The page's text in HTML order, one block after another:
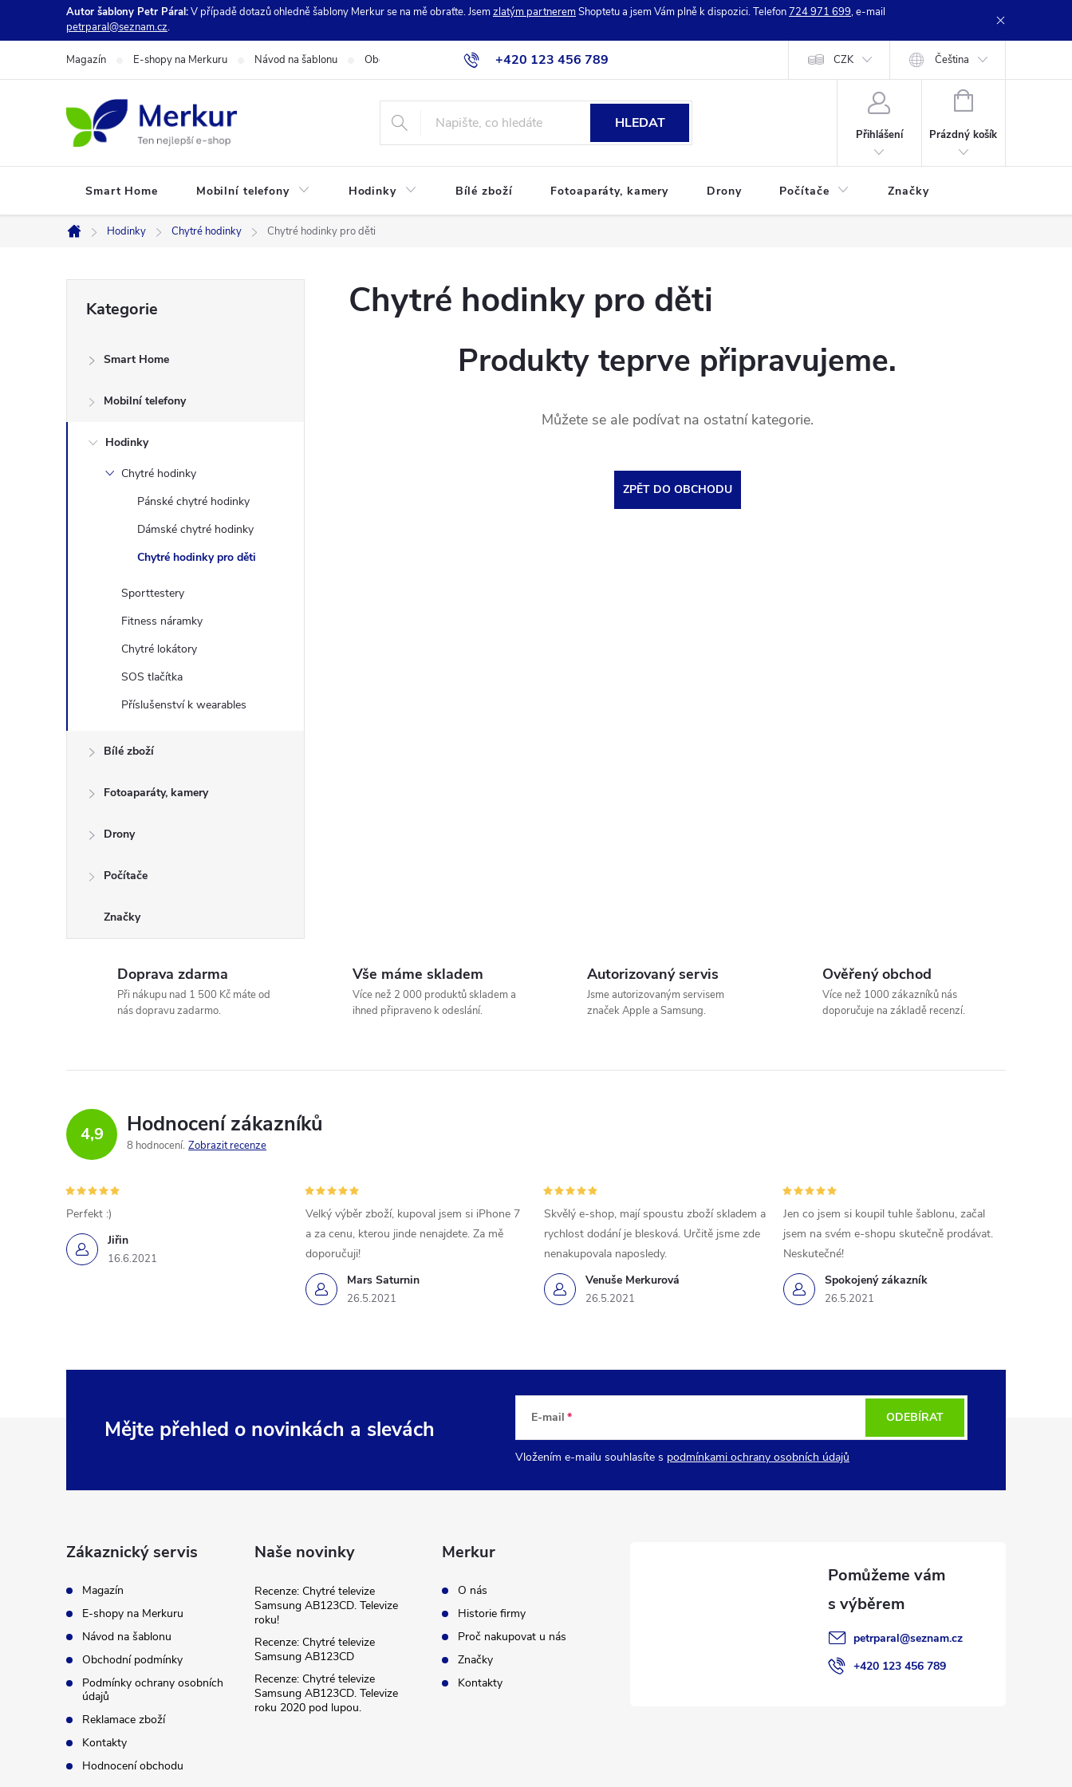
Autor šablony Petr Páral:V případě dotazů ohledně šablony Merkur se na mě obraťte. Jsemzlatým partneremShoptetu a jsem Vám plně k dispozici. Telefon724 971 699, e-mail
petrparal@seznam.cz.
+420 123 456 789
Magazín E-shopy na Merkuru Návod na šablonu Obchodní podmínky Podmínky ochrany osobních údajů Kontakty Hodnocení obchodu
CZK Čeština
HLEDAT
Přihlášení
NÁKUPNÍ
Prázdný košík
Smart Home Mobilní telefony Hodinky Bílé zboží Fotoaparáty, kamery Drony Počítače Značky
Domů
Hodinky Chytré hodinky Chytré hodinky pro děti
t
n
kategorie
Kategorie
Smart Home
Mobilní telefony
Hodinky
Chytré hodinky
Pánské chytré hodinky
Dámské chytré hodinky
Chytré hodinky pro děti
Sporttestery
Fitness náramky
Chytré lokátory
SOS tlačítka
Příslušenství k wearables
Bílé zboží
Fotoaparáty, kamery
Drony
Počítače
Značky
Chytré hodinky pro děti
Produkty teprve připravujeme.
Můžete se ale podívat na ostatní kategorie.
ZPĚT DO OBCHODU
Doprava zdarma
Při nákupu nad 1 500 Kč máte od
nás dopravu zadarmo.
Vše máme skladem
Více než 2 000 produktů skladem a
ihned připraveno k odeslání.
Autorizovaný servis
Jsme autorizovaným servisem
značek Apple a Samsung.
Ověřený obchod
Více než 1000 zákazníků nás
doporučuje na základě recenzí.
4,9 Hodnocení zákazníků
8 hodnocení Zobrazit recenze
Jiřin
16.6.2021
Perfekt :)
Mars Saturnin
26.5.2021
Velký výběr zboží, kupoval jsem si iPhone 7
a za cenu, kterou jinde nenajdete. Za mě
doporučuji!
Venuše Merkurová
26.5.2021
Skvělý e-shop, mají spoustu zboží skladem a
rychlost dodání je blesková. Určitě jsme zde
nenakupovala naposledy.
Spokojený zákazník
26.5.2021
Jen co jsem si koupil tuhle šablonu, začal
jsem na svém e-shopu skutečně prodávat.
Neskutečné!
Mějte přehled o novinkách a slevách E-mail
Vložením e-mailu souhlasíte s podmínkami ochrany osobních údajů
ODEBÍRAT
Zákaznický servis
Magazín
E-shopy na Merkuru
Návod na šablonu
Obchodní podmínky
Podmínky ochrany osobních
údajů
Reklamace zboží
Kontakty
Hodnocení obchodu
Naše novinky
Recenze: Chytré televize
Samsung AB123CD. Televize
roku!
Recenze: Chytré televize
Samsung AB123CD
Recenze: Chytré televize
Samsung AB123CD. Televize
roku 2020 pod lupou.
Merkur
O nás
Historie firmy
Proč nakupovat u nás
Značky
Kontakty
petrparal@seznam.cz
+420 123 456 789